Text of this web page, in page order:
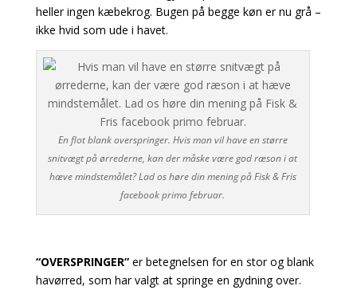
heller ingen kæbekrog. Bugen på begge køn er nu grå –
ikke hvid som ude i havet.
En flot blank overspringer. Hvis man vil have en større
snitvægt på ørrederne, kan der måske være god ræson i at
hæve mindstemålet? Lad os høre din mening på Fisk & Fris
facebook primo februar.
“OVERSPRINGER”er betegnelsen for en stor og blank
havørred, som har valgt at springe en gydning over.